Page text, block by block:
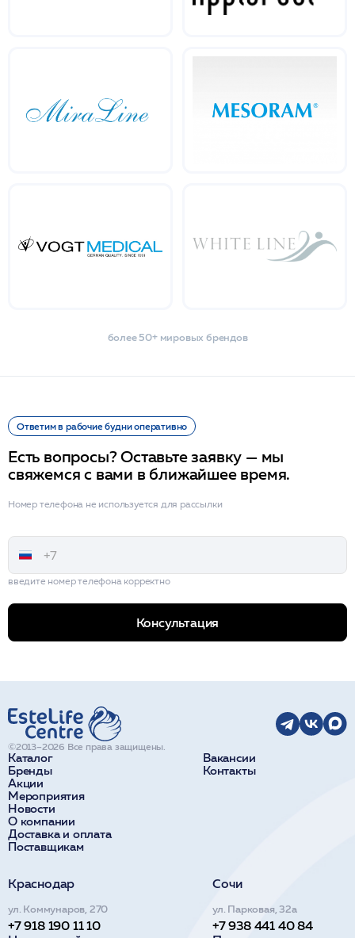
более 50+ мировых брендов
Ответим в рабочие будни оперативно
Есть вопросы? Оставьте заявку — мы
свяжемся с вами в ближайшее время.
Номер телефона не используется для рассылки
введите номер телефона корректно
Консультация
Каталог
Бренды
Акции
Мероприятия
Новости
О компании
Доставка и оплата
Поставщикам
Вакансии
Контакты
©2013–2026 Все права защищены.
Краснодар
ул. Коммунаров, 270
+7 918 190 11 10
Сочи
ул. Парковая, 32а
+7 938 441 40 84